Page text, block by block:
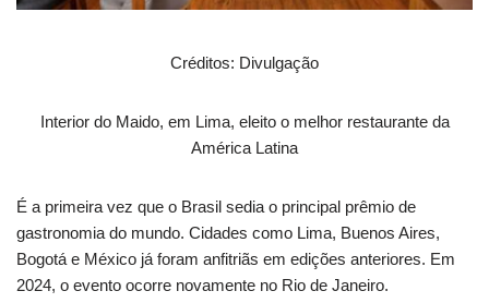
Créditos: Divulgação
Interior do Maido, em Lima, eleito o melhor restaurante da
América Latina
É a primeira vez que o Brasil sedia o principal prêmio de
gastronomia do mundo. Cidades como Lima, Buenos Aires,
Bogotá e México já foram anfitriãs em edições anteriores. Em
2024, o evento ocorre novamente no Rio de Janeiro.